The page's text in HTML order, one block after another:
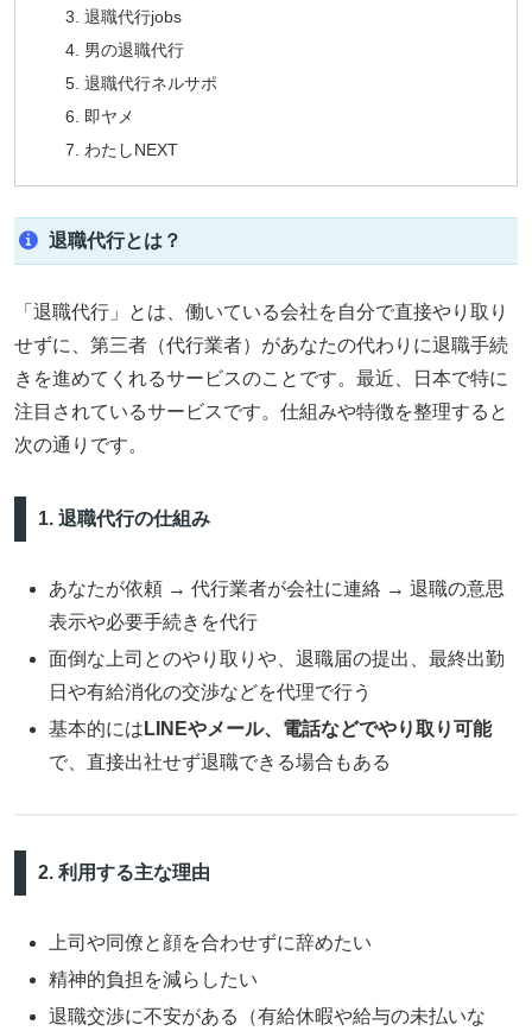
退職代行jobs
男の退職代行
退職代行ネルサポ
即ヤメ
わたしNEXT
退職代行とは？
「退職代行」とは、働いている会社を自分で直接やり取り
せずに、第三者（代行業者）があなたの代わりに退職手続
きを進めてくれるサービスのことです。最近、日本で特に
注目されているサービスです。仕組みや特徴を整理すると
次の通りです。
1. 退職代行の仕組み
あなたが依頼 → 代行業者が会社に連絡 → 退職の意思
表示や必要手続きを代行
面倒な上司とのやり取りや、退職届の提出、最終出勤
日や有給消化の交渉などを代理で行う
基本的には LINEやメール、電話などでやり取り可能
で、直接出社せず退職できる場合もある
2. 利用する主な理由
上司や同僚と顔を合わせずに辞めたい
精神的負担を減らしたい
退職交渉に不安がある（有給休暇や給与の未払いな